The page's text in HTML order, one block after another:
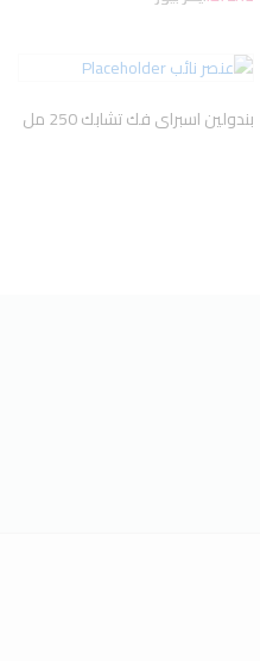
بندولين اسبراى فك تشابك 250 مل